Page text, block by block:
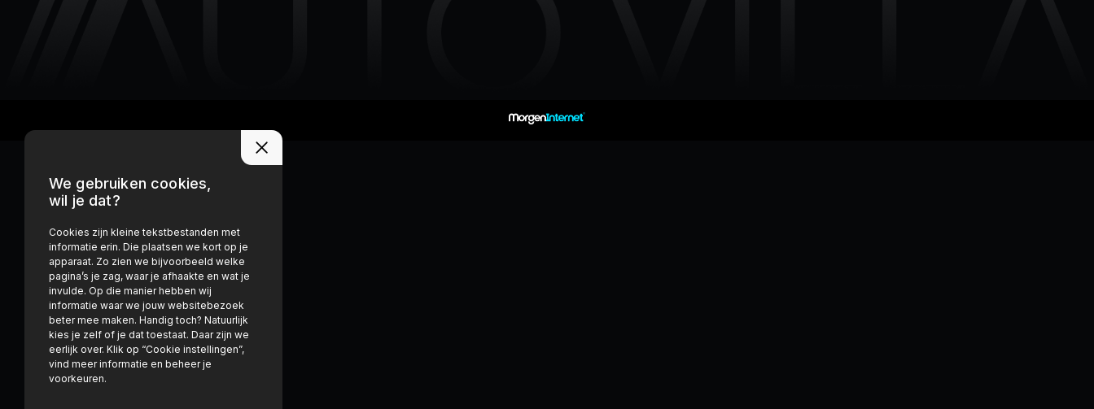
We gebruiken cookies,
wil je dat?
Cookies zijn kleine tekstbestanden met
informatie erin. Die plaatsen we kort op je
apparaat. Zo zien we bijvoorbeeld welke
pagina’s je zag, waar je afhaakte en wat je
invulde. Op die manier hebben wij
informatie waar we jouw websitebezoek
beter mee maken. Handig toch? Natuurlijk
kies je zelf of je dat toestaat. Daar zijn we
eerlijk over. Klik op “Cookie instellingen”,
vind meer informatie en beheer je
voorkeuren.